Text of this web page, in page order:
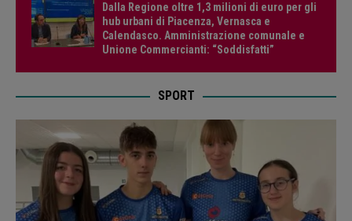
Dalla Regione oltre 1,3 milioni di euro per gli
hub urbani di Piacenza, Vernasca e
Calendasco. Amministrazione comunale e
Unione Commercianti: “Soddisfatti”
SPORT